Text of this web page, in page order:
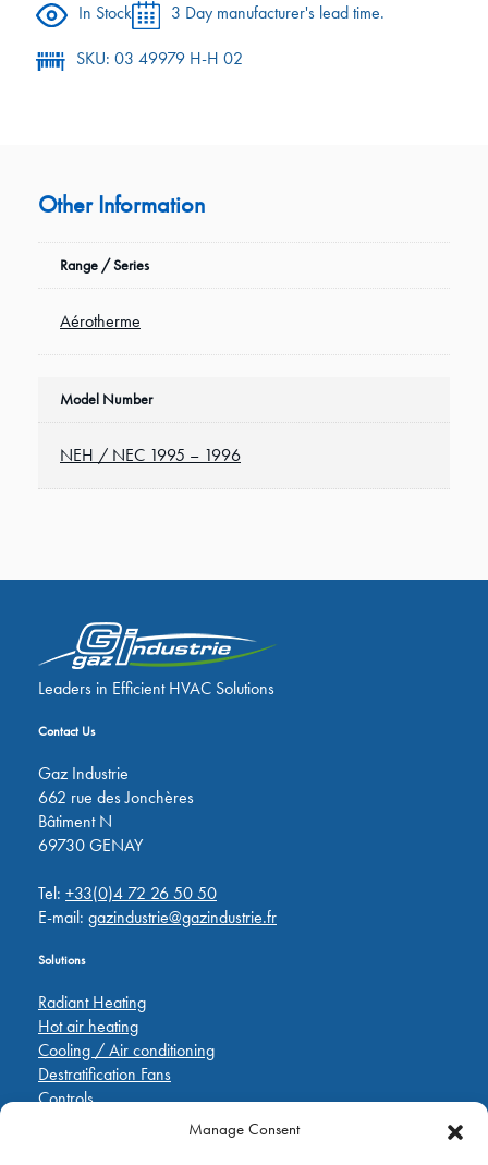
Manage Consent
In Stock
3 Day manufacturer's lead time.
SKU: 03 49979 H-H 02
Other Information
Range / Series
Aérotherme
Model Number
NEH / NEC 1995 – 1996
Leaders in Efficient HVAC Solutions
Contact Us
Gaz Industrie
662 rue des Jonchères
Bâtiment N
69730 GENAY
Tel: +33(0)4 72 26 50 50
E-mail: gazindustrie@gazindustrie.fr
Solutions
Radiant Heating
Hot air heating
Cooling / Air conditioning
Destratification Fans
Controls